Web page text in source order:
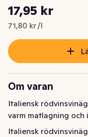
Nuvarande pris är:
17,95 kr
71,80 kr /l
Styckpris: 71,80 kr /l
Om varan
Italiensk
varm matlagning och
Italiensk